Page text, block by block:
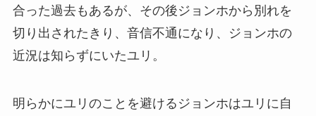
合った過去もあるが、その後ジョンホから別れを
切り出されたきり、音信不通になり、ジョンホの
近況は知らずにいたユリ。
明らかにユリのことを避けるジョンホはユリに自